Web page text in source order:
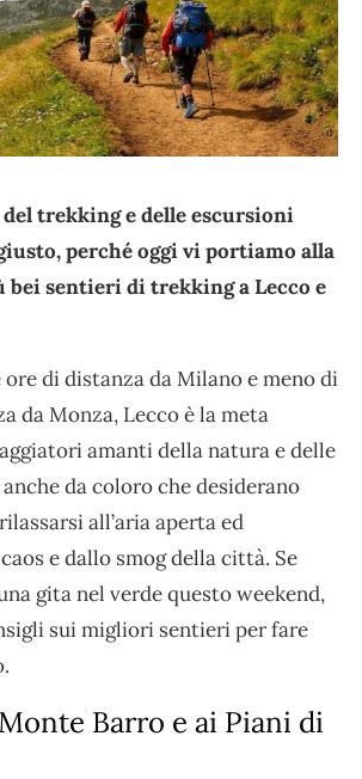
trekking e delle escursioni
perché oggi vi portiamo alla
bei sentieri di trekking a Lecco e
ore di distanza da Milano e meno di
da Monza, Lecco è la meta
amanti della natura e delle
da coloro che desiderano
all’aria aperta ed
e dallo smog della città. Se
gita nel verde questo weekend,
sui migliori sentieri per fare
Barro e ai Piani di